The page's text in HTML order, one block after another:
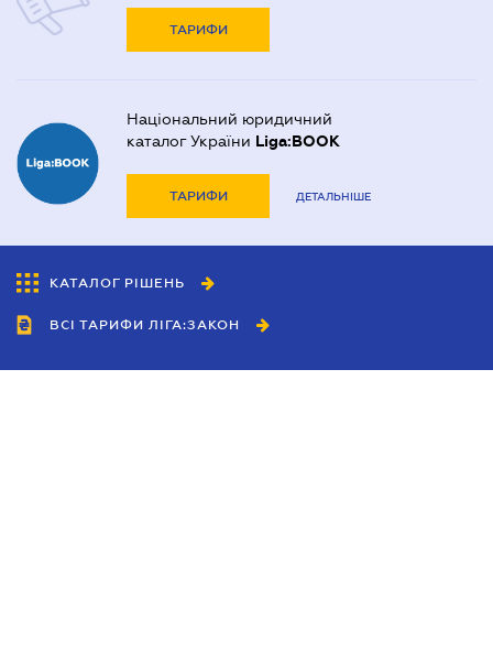
ТАРИФИ
Національний юридичний
каталог України Liga:BOOK
ТАРИФИ ДЕТАЛЬНІШЕ
КАТАЛОГ РІШЕНЬ
ВСІ ТАРИФИ ЛІГА:ЗАКОН